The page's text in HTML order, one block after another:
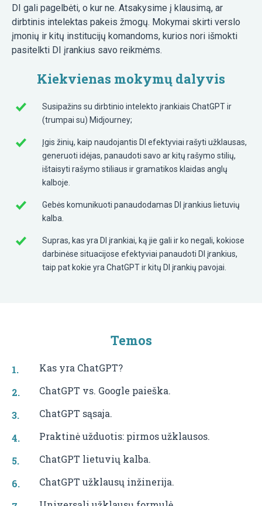
DI gali pagelbėti, o kur ne. Atsakysime į klausimą, ar
dirbtinis intelektas pakeis žmogų. Mokymai skirti verslo
įmonių ir kitų institucijų komandoms, kurios nori išmokti
pasitelkti DI įrankius savo reikmėms.
Kiekvienas mokymų dalyvis
Susipažins su dirbtinio intelekto įrankiais ChatGPT ir
(trumpai su) Midjourney;
Įgis žinių, kaip naudojantis DI efektyviai rašyti užklausas,
generuoti idėjas, panaudoti savo ar kitų rašymo stilių,
ištaisyti rašymo stiliaus ir gramatikos klaidas anglų
kalboje.
Gebės komunikuoti panaudodamas DI įrankius lietuvių
kalba.
Supras, kas yra DI įrankiai, ką jie gali ir ko negali, kokiose
darbinėse situacijose efektyviai panaudoti DI įrankius,
taip pat kokie yra ChatGPT ir kitų DI įrankių pavojai.
Temos
Kas yra ChatGPT?
ChatGPT vs. Google paieška.
ChatGPT sąsaja.
Praktinė užduotis: pirmos užklausos.
ChatGPT lietuvių kalba.
ChatGPT užklausų inžinerija.